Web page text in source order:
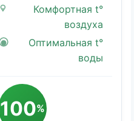
Комфортная t°
воздуха
Оптимальная t°
воды
100%